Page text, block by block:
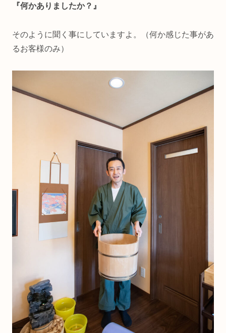
『何かありましたか？』
そのように聞く事にしていますよ。（何か感じた事があ
るお客様のみ）